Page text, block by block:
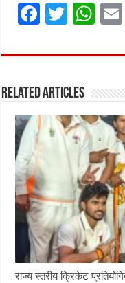
F
ce
o
o
k
T
it
r
W
at
A
p
p
Related Articles
राज्य स्तरीय क्रिकेट